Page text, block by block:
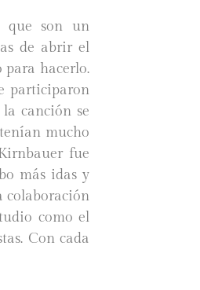
que son un
de abrir el
para hacerlo.
participaron
canción se
mucho
fue
más idas y
colaboración
como el
Con cada